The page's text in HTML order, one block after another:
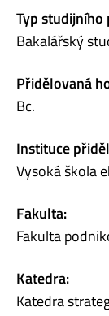
Typ
Bakalářský
Přidělovaná
Bc.
Instituce
Vysoká škola
Fakulta:
Fakulta
Katedra:
Katedra